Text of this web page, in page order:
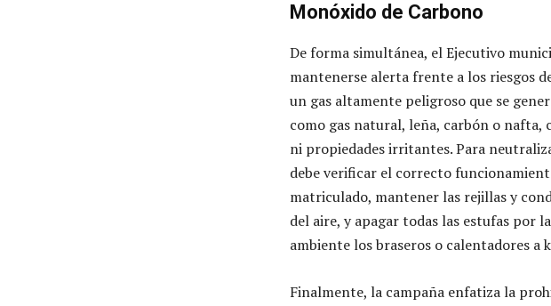
Monóxido de Carbono
De forma simultánea, el Ejecutivo
mantenerse alerta frente a los riesgos
un gas altamente peligroso que se
como gas natural, leña, carbón o
ni propiedades irritantes. Para
debe verificar el correcto
matriculado, mantener las rejillas y
del aire, y apagar todas las estufas por
ambiente los braseros o calentadores a
Finalmente, la campaña enfatiza la